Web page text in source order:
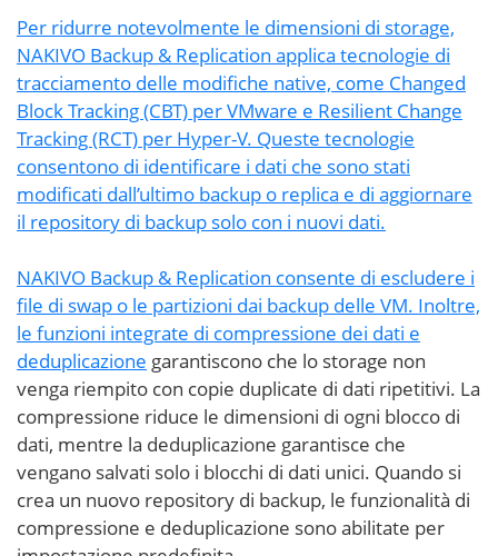
Per ridurre notevolmente le dimensioni di storage,
NAKIVO Backup & Replication applica tecnologie di
tracciamento delle modifiche native, come Changed
Block Tracking (CBT) per VMware e Resilient Change
Tracking (RCT) per Hyper-V. Queste tecnologie
consentono di identificare i dati che sono stati
modificati dall’ultimo backup o replica e di aggiornare
il repository di backup solo con i nuovi dati.
NAKIVO Backup & Replication consente di escludere i
file di swap o le partizioni dai backup delle VM. Inoltre,
le funzioni integrate di compressione dei dati e
deduplicazione garantiscono che lo storage non
venga riempito con copie duplicate di dati ripetitivi. La
compressione riduce le dimensioni di ogni blocco di
dati, mentre la deduplicazione garantisce che
vengano salvati solo i blocchi di dati unici. Quando si
crea un nuovo repository di backup, le funzionalità di
compressione e deduplicazione sono abilitate per